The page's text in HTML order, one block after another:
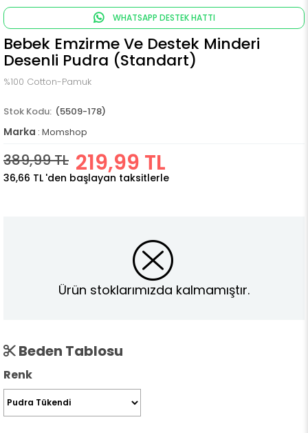
WHATSAPP DESTEK HATTI
Bebek Emzirme Ve Destek Minderi
Desenli Pudra (Standart)
%100 Cotton-Pamuk
(5509-178)
Marka : Momshop
389,99 TL 219,99 TL
36,66 TL 'den başlayan taksitlerle
Ürün stoklarımızda kalmamıştır.
Beden Tablosu
Renk